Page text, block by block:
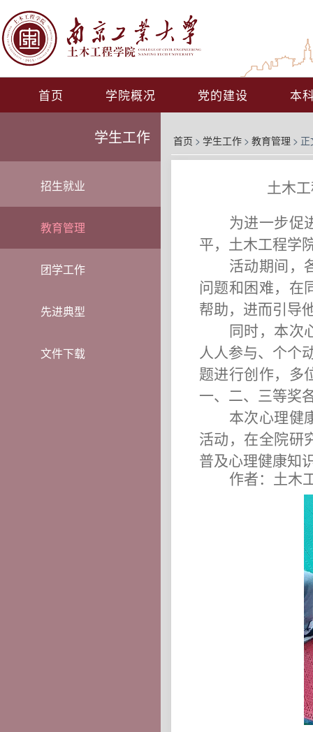
首页 学院概况 党的建设 本
学生工作
招生就业
教育管理
团学工作
先进典型
文件下载
首页 > 学生工作 > 教育管理 > 正
土木
为进一步促
平，土木工程学
活动期间，
问题和困难，在
帮助，进而引导
同时，本次
人人参与、个个
题进行创作，多
一、二、三等奖
本次心理健
活动，在全院研
普及心理健康知
作者：土木